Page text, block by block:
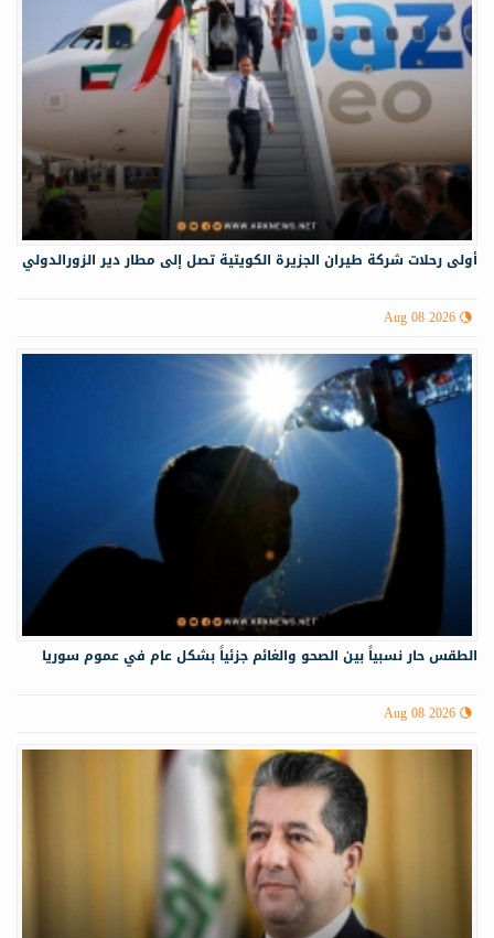
أولى رحلات شركة طيران الجزيرة الكويتية تصل إلى مطار دير الزورالدولي
Aug 08 2026
الطقس حار نسبياً بين الصحو والغائم جزئياً بشكل عام في عموم سوريا
Aug 08 2026